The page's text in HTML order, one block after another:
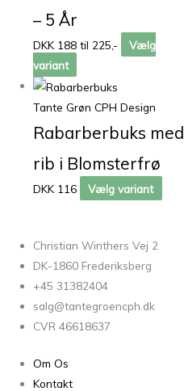
– 5 År
DKK 188 til 225,-
Vælg
variant
Tante Grøn CPH Design
Rabarberbuks med
rib i Blomsterfrø
DKK 116 Vælg variant
Christian Winthers Vej 2
DK-1860 Frederiksberg
+45 31382404
salg@tantegroencph.dk
CVR 46618637
Om Os
Kontakt